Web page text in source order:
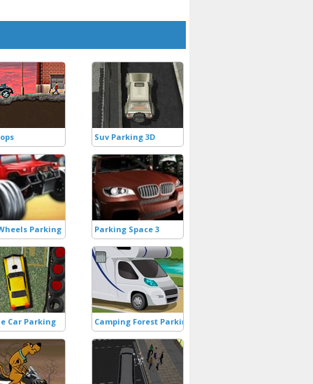
Suv Parking 3D
Parking Parking Space 3
Car Parking Camping Forest Parking